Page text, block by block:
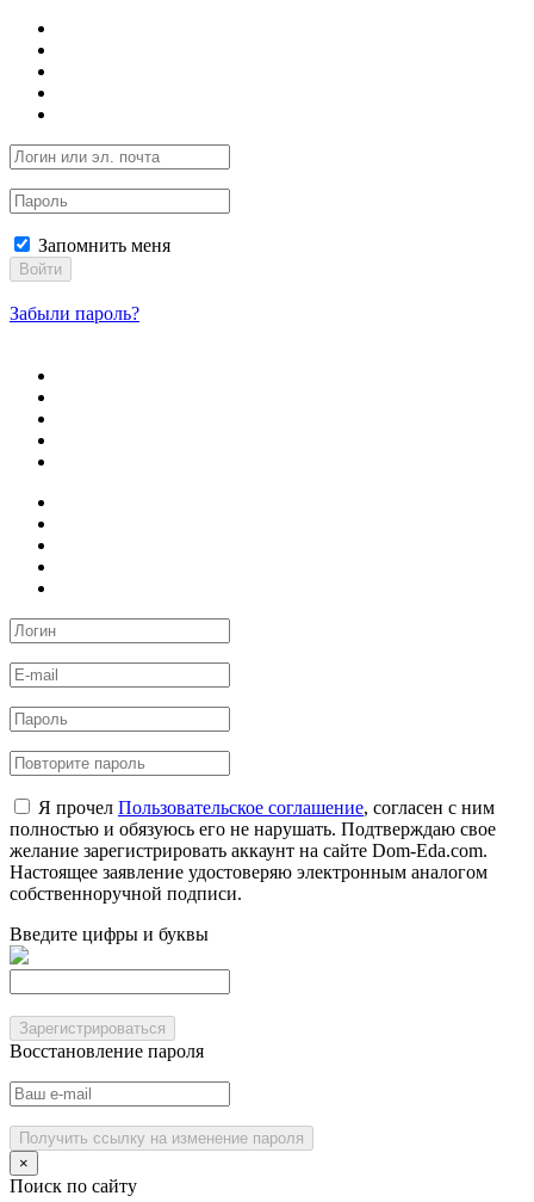
Запомнить меня
Войти
Забыли пароль?
Я прочел Пользовательское соглашение, согласен с ним
полностью и обязуюсь его не нарушать. Подтверждаю свое
желание зарегистрировать аккаунт на сайте Dom-Eda.com.
Настоящее заявление удостоверяю электронным аналогом
собственноручной подписи.
Введите цифры и буквы
Зарегистрироваться
Восстановление пароля
Получить ссылку на изменение пароля
×
Поиск по сайту